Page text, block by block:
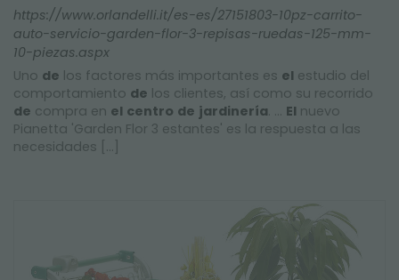
https://www.orlandelli.it/es-es/27151803-10pz-carrito-
auto-servicio-garden-flor-3-repisas-ruedas-125-mm-
10-piezas.aspx
Uno de los factores más importantes es el estudio del
comportamiento de los clientes, así como su recorrido
de compra en el centro de jardinería. ... El nuevo
Pianetta 'Garden Flor 3 estantes' es la respuesta a las
necesidades [...]